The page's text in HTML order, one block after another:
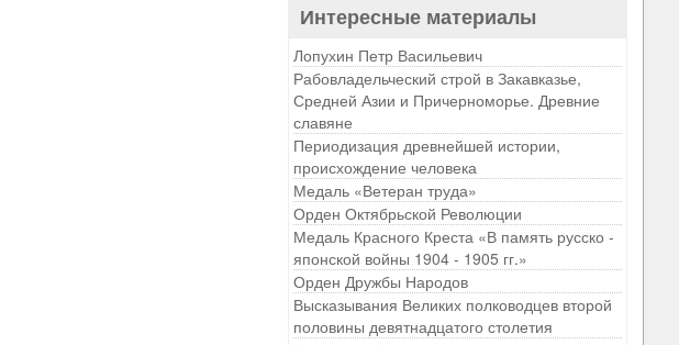
Интересные материалы
Лопухин Петр Васильевич
Рабовладельческий строй в Закавказье,
Средней Азии и Причерноморье. Древние
славяне
Периодизация древнейшей истории,
происхождение человека
Медаль «Ветеран труда»
Орден Октябрьской Революции
Медаль Красного Креста «В память русско -
японской войны 1904 - 1905 гг.»
Орден Дружбы Народов
Высказывания Великих полководцев второй
половины девятнадцатого столетия